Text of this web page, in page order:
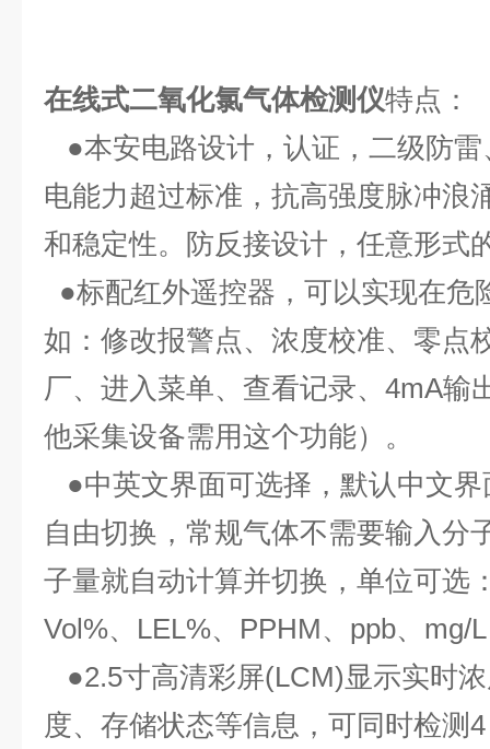
在线式二氧化氯气体检测仪特点：
●本安电路设计，认证，二级防
电能力超过标准，抗高强度脉冲浪
和稳定性。防反接设计，任意形式
●标配红外遥控器，可以实现在危
如：修改报警点、浓度校准、零点
厂、进入菜单、查看记录、4mA输
他采集设备需用这个功能）。
●中英文界面可选择，默认中文
自由切换，常规气体不需要输入分
子量就自动计算并切换，单位可选
Vol%、LEL%、PPHM、ppb、mg/L
●2.5寸高清彩屏(LCM)显示实时
度、存储状态等信息，可同时检测